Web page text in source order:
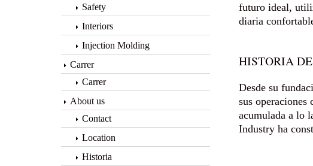
Safety
Interiors
Injection Molding
Carrer
Carrer
About us
Contact
Location
Historia
futuro ideal,
diaria
HISTORIA
Desde su
sus operaciones
acumulada a lo
Industry ha